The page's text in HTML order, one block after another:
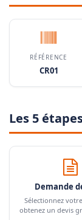
RÉFÉRENCE
CR01
Les 5
Demande
Sélectionnez
obtenez un devis